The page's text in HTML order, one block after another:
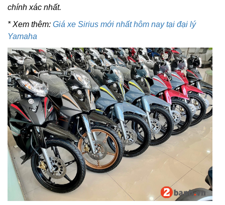
chính xác nhất.
* Xem thêm: Giá xe Sirius mới nhất hôm nay tại đại lý
Yamaha